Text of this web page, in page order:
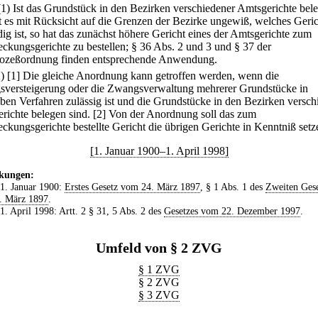
Ist das Grundstück in den Bezirken verschiedener Amtsgerichte
es mit Rücksicht auf die Grenzen der Bezirke ungewiß, welches
ist, so hat das zunächst höhere Gericht eines der Amtsgerichte zum
zu bestellen; § 36 Abs. 2 und 3 und § 37 der
finden entsprechende Anwendung.
[1] Die gleiche Anordnung kann getroffen werden, wenn die
oder die Zwangsverwaltung mehrerer Grundstücke in
Verfahren zulässig ist und die Grundstücke in den Bezirken
belegen sind. [2] Von der Anordnung soll das zum
bestellte Gericht die übrigen Gerichte in Kenntniß
[1. Januar 1900–1. April 1998]
Januar 1900: Erstes Gesetz vom 24. März 1897, § 1 Abs. 1 des Zweiten
März 1897.
April 1998: Artt. 2 § 31, 5 Abs. 2 des Gesetzes vom 22. Dezember 1997.
Umfeld von § 2 ZVG
§ 1 ZVG
§ 2 ZVG
§ 3 ZVG